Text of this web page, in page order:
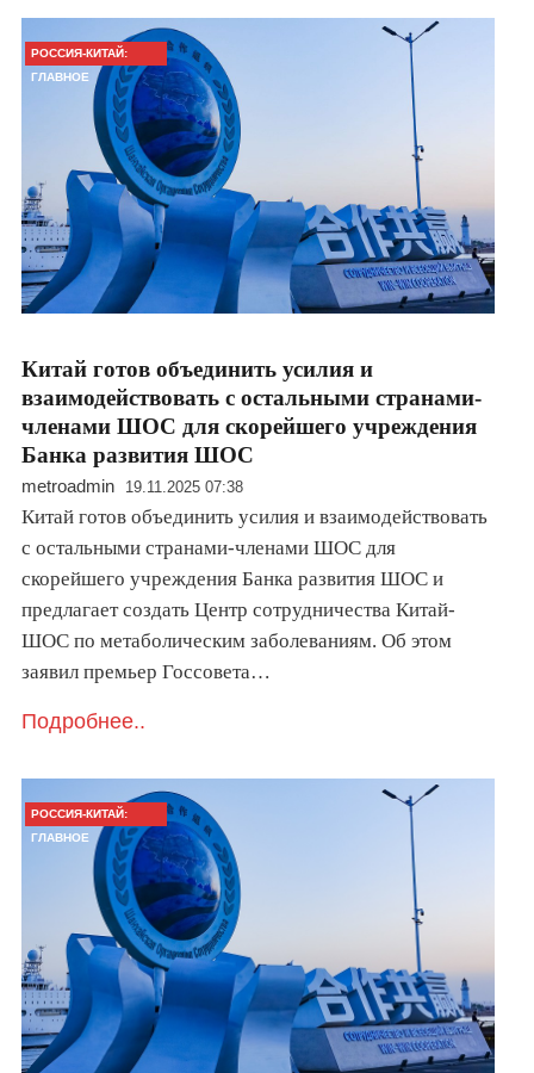
РОССИЯ-КИТАЙ:
ГЛАВНОЕ
Китай готов объединить усилия и
взаимодействовать с остальными странами-
членами ШОС для скорейшего учреждения
Банка развития ШОС
metroadmin 19.11.2025 07:38
Китай готов объединить усилия и взаимодействовать
с остальными странами-членами ШОС для
скорейшего учреждения Банка развития ШОС и
предлагает создать Центр сотрудничества Китай-
ШОС по метаболическим заболеваниям. Об этом
заявил премьер Госсовета…
Подробнее..
РОССИЯ-КИТАЙ:
ГЛАВНОЕ